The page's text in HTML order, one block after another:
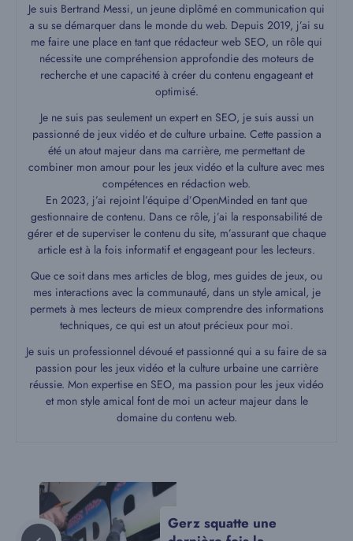
Je suis Bertrand Messi, un jeune diplômé en communication qui
a su se démarquer dans le monde du web. Depuis 2019, j’ai su
me faire une place en tant que rédacteur web SEO, un rôle qui
nécessite une compréhension approfondie des moteurs de
recherche et une capacité à créer du contenu engageant et
optimisé.
Je ne suis pas seulement un expert en SEO, je suis aussi un
passionné de jeux vidéo et de culture urbaine. Cette passion a
été un atout majeur dans ma carrière, me permettant de
combiner mon amour pour les jeux vidéo et la culture avec mes
compétences en rédaction web.
En 2023, j’ai rejoint l’équipe d’OpenMinded en tant que
gestionnaire de contenu. Dans ce rôle, j’ai la responsabilité de
gérer et de superviser le contenu du site, m’assurant que chaque
article est à la fois informatif et engageant pour les lecteurs.
Que ce soit dans mes articles de blog, mes guides de jeux, ou
mes interactions avec la communauté, dans un style amical, je
permets à mes lecteurs de mieux comprendre des informations
techniques, ce qui est un atout précieux pour moi.
Je suis un professionnel dévoué et passionné qui a su faire de sa
passion pour les jeux vidéo et la culture urbaine une carrière
réussie. Mon expertise en SEO, ma passion pour les jeux vidéo
et mon style amical font de moi un acteur majeur dans le
domaine du contenu web.
Gerz squatte une